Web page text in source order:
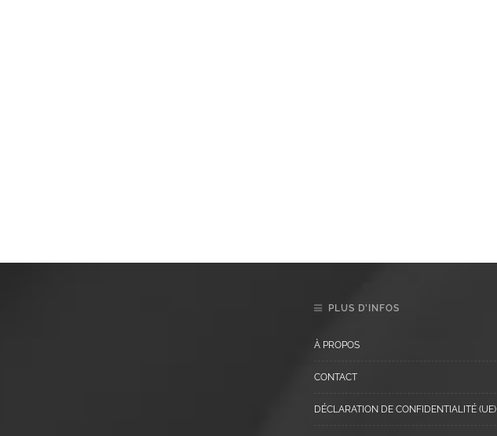
PLUS D’INFOS
À PROPOS
CONTACT
DÉCLARATION DE CONFIDENTIALITÉ (UE)